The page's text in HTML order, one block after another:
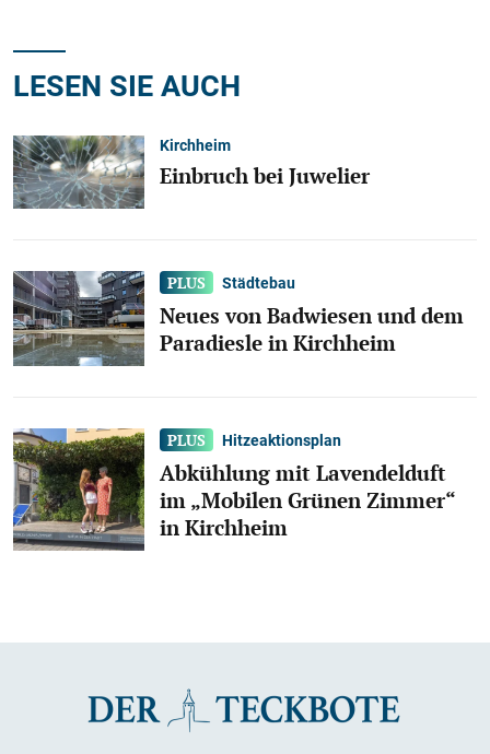
LESEN SIE AUCH
Kirchheim
Einbruch bei Juwelier
Städtebau
Neues von Badwiesen und dem
Paradiesle in Kirchheim
Hitzeaktionsplan
Abkühlung mit Lavendelduft
im „Mobilen Grünen Zimmer“
in Kirchheim